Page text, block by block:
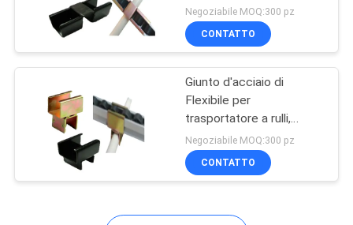
Scaffale di tubo
d'acciaio
sistema dello scaffale di
tubo di flusso
Negoziabile MOQ:300 pz
CONTATTO
Giunto d'acciaio di
Flexibile per
trasportatore a rulli,
connettore ecologico del
trasportatore a rulli del
metallo
Negoziabile MOQ:300 pz
CONTATTO